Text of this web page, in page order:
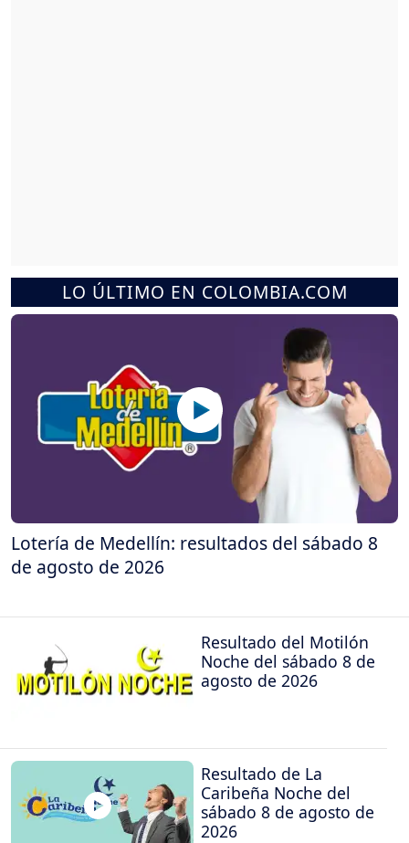
LO ÚLTIMO EN COLOMBIA.COM
Lotería de Medellín: resultados del sábado 8
de agosto de 2026
Resultado del Motilón
Noche del sábado 8 de
agosto de 2026
Resultado de La
Caribeña Noche del
sábado 8 de agosto de
2026